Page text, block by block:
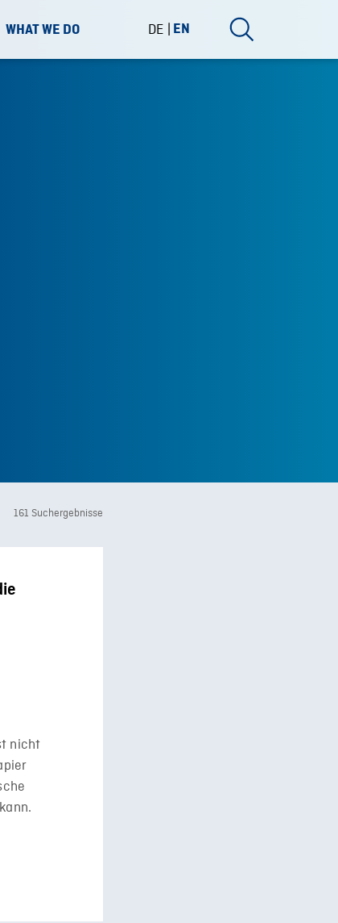
WHAT WE DO DE EN
161 Suchergebnisse
nicht